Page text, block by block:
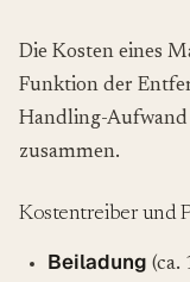
Die Kosten eines
Funktion der
Handling-Aufwand
zusammen.
Kostentreiber und
Beiladung (ca.